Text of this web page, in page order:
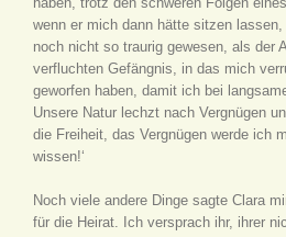
wenn er mich dann hätte sitzen
noch nicht so traurig gewesen, als der
verfluchten Gefängnis, in das mich
geworfen haben, damit ich bei
Unsere Natur lechzt nach Vergnügen
die Freiheit, das Vergnügen werde ich
wissen!‘
Noch viele andere Dinge sagte Clara
für die Heirat. Ich versprach ihr, ihrer